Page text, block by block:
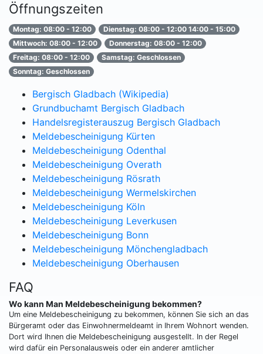
Öffnungszeiten
Montag: 08:00 - 12:00
Dienstag: 08:00 - 12:00 14:00 - 15:00
Mittwoch: 08:00 - 12:00
Donnerstag: 08:00 - 12:00
Freitag: 08:00 - 12:00
Samstag: Geschlossen
Sonntag: Geschlossen
Bergisch Gladbach (Wikipedia)
Grundbuchamt Bergisch Gladbach
Handelsregisterauszug Bergisch Gladbach
Meldebescheinigung Kürten
Meldebescheinigung Odenthal
Meldebescheinigung Overath
Meldebescheinigung Rösrath
Meldebescheinigung Wermelskirchen
Meldebescheinigung Köln
Meldebescheinigung Leverkusen
Meldebescheinigung Bonn
Meldebescheinigung Mönchengladbach
Meldebescheinigung Oberhausen
FAQ
Wo kann Man Meldebescheinigung bekommen?
Um eine Meldebescheinigung zu bekommen, können Sie sich an das
Bürgeramt oder das Einwohnermeldeamt in Ihrem Wohnort wenden.
Dort wird Ihnen die Meldebescheinigung ausgestellt. In der Regel
wird dafür ein Personalausweis oder ein anderer amtlicher